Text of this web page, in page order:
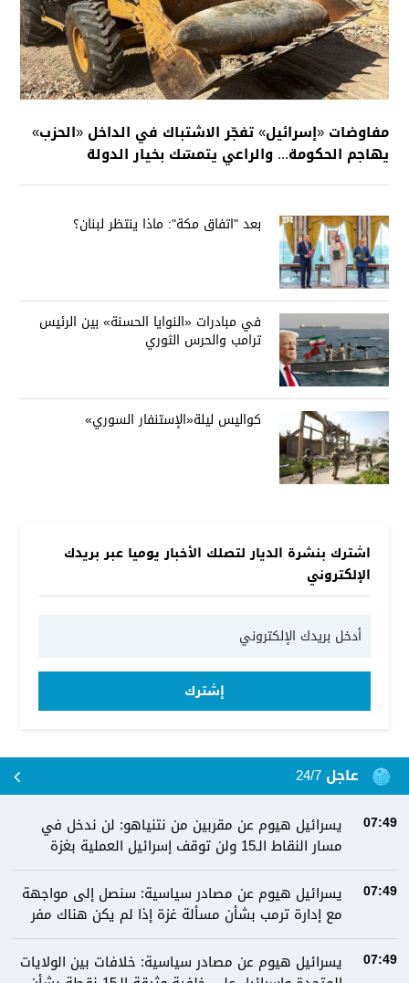
مفاوضات «إسرائيل» تفجّر الاشتباك في الداخل «الحزب»
يهاجم الحكومة... والراعي يتمسّك بخيار الدولة
بعد "اتفاق مكة": ماذا ينتظر لبنان؟
في مبادرات «النوايا الحسنة» بين الرئيس
ترامب والحرس الثوري
كواليس ليلة«الإستنفار السوري»
اشترك بنشرة الديار لتصلك الأخبار يوميا عبر بريدك
الإلكتروني
إشترك
عاجل 24/7
07:49
يسرائيل هيوم عن مقربين من نتنياهو: لن ندخل في
مسار النقاط الـ15 ولن توقف إسرائيل العملية بغزة
07:49
يسرائيل هيوم عن مصادر سياسية: سنصل إلى مواجهة
مع إدارة ترمب بشأن مسألة غزة إذا لم يكن هناك مفر
07:49
يسرائيل هيوم عن مصادر سياسية: خلافات بين الولايات